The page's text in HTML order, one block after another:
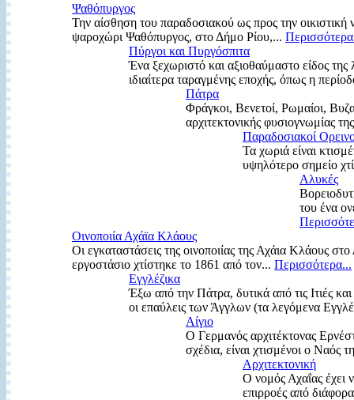
Ψαθόπυργος
Την αίσθηση του παραδοσιακού ως προς την
ψαροχώρι Ψαθόπυργος, στο Δήμο Ρίου,...
Πύργοι και Πυργόσπιτα
Ένα ξεχωριστό και αξιοθαύμαστο είδος της
ιδιαίτερα ταραγμένης εποχής, όπως η
Πάτρα
Φράγκοι, Βενετοί, Ρωμαίοι,
αρχιτεκτονικής φυσιογνωμίας
Παραδοσιακοί
Τα χωριά είναι
υψηλότερο σημείο
Αλυκές
του ένα
Οινοποιία Αχάϊα Κλάους
Οι εγκαταστάσεις της οινοποιίας της Αχάια Κλάους
εργοστάσιο χτίστηκε το 1861 από τον... Περισσότερα...
Εγγλέζικα
Έξω από την Πάτρα, δυτικά από τις Ιτιές
οι επαύλεις των Άγγλων (τα λεγόμενα
Αίγιο
Ο Γερμανός αρχιτέκτονας
σχέδια, είναι χτισμένοι ο Ναός
Αρχιτεκτονική
Ο νομός Αχαΐας έχει
επιρροές από